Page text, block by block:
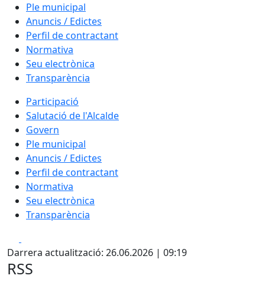
Ple municipal
Anuncis / Edictes
Perfil de contractant
Normativa
Seu electrònica
Transparència
Participació
Salutació de l'Alcalde
Govern
Ple municipal
Anuncis / Edictes
Perfil de contractant
Normativa
Seu electrònica
Transparència
Darrera actualització: 26.06.2026 | 09:19
RSS